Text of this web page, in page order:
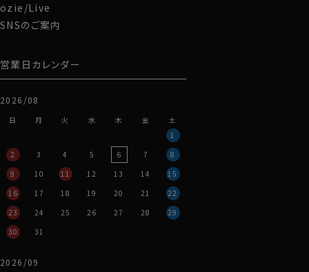
その糸を２本寄りあわせた双糸にすることにより、耐久性
が高くなり、型崩れを起こしにくくなります。
がら、程よい厚みと丈夫さをあわせもつTシャツに仕上り
ました。
●スーピマ綿とは？
繊維の長さが通常より長い綿（詳しくは繊維の長さが
28.6mm以上の原綿）を
超長綿
といいます。
超長綿は世界の綿生産量のたった3％しかない希少性の
高いプレミアムコットンです。
その中の1種類がアメリカ南西部が産地の
上品な光沢、しなやかな柔らかさ、優れた耐久性といった
特質をもっています。
ozie/Live
SNSのご案内
営業日カレンダー
2026/08
日 月 火 水 木 金
土
1
2
3 4 5 6 7
8
9
10 11 12 13 14
15
16
17 18 19 20 21
22
23
24 25 26 27 28
29
30
31
2026/09